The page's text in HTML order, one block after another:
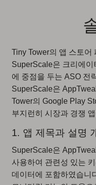
Tiny Tower의 앱 스토어
SuperScale은 크리에
에 중점을 두는 ASO 전
SuperScale은
Tower의 Google Play
부지런히 시장과 경쟁
1. 앱 제목과 설명
SuperScale은
사용하여 관련성 있는
데이터에 포함하였습니